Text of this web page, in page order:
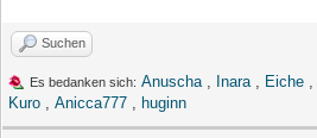
Suchen
Es bedanken sich: Anuscha Inara Eiche
Kuro
Anicca777 huginn